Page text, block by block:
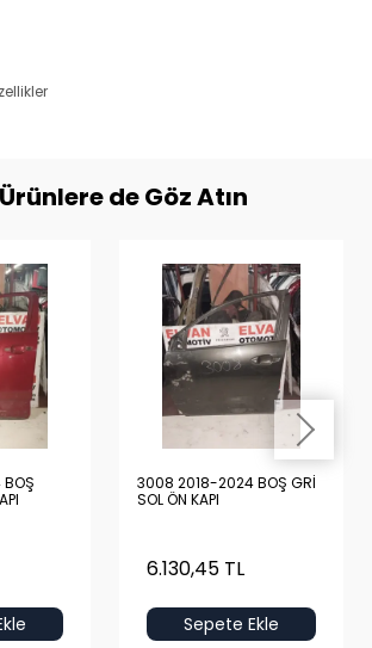
de Göz Atın
3008 2018-2024 BOŞ GRİ
SOL ÖN KAPI
6.130,45 TL
Sepete Ekle